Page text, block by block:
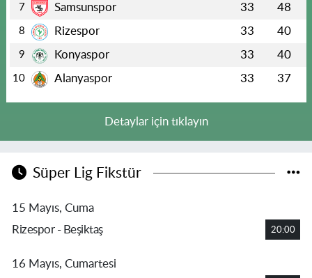
7 Samsunspor 33 48
8 Rizespor 33 40
9 Konyaspor 33 40
10 Alanyaspor 33 37
Detaylar için tıklayın
Süper Lig Fikstür
15 Mayıs, Cuma
Rizespor - Beşiktaş
20:00
16 Mayıs, Cumartesi